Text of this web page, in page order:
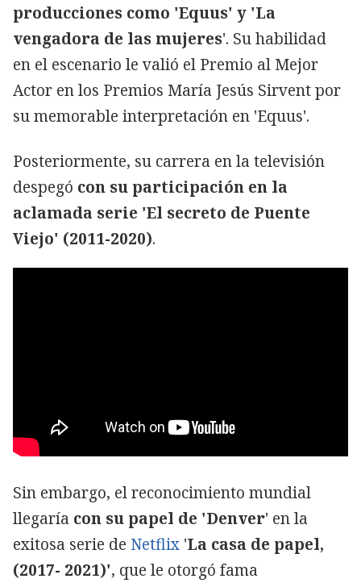
producciones como 'Equus' y 'La
vengadora de las mujeres'. Su habilidad
en el escenario le valió el Premio al Mejor
Actor en los Premios María Jesús Sirvent por
su memorable interpretación en 'Equus'.
Posteriormente, su carrera en la televisión
despegó con su participación en la
aclamada serie 'El secreto de Puente
Viejo' (2011-2020).
Sin embargo, el reconocimiento mundial
llegaría con su papel de 'Denver' en la
exitosa serie de Netflix 'La casa de papel,
(2017- 2021)', que le otorgó fama